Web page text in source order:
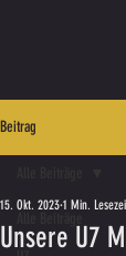
Beitrag
Unsere U7
15. Okt. 2023 1 Min.